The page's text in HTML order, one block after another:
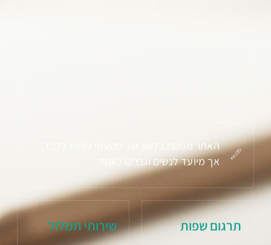
האתר מנוסח בלשון זכר מטעמי נוחות בלבד,
אך מיועד לנשים וגברים כאחד
תרגום שפות שירותי תמלול